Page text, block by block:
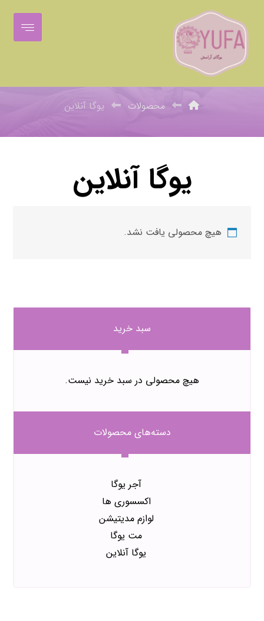
محصولات یوگا آنلاین
یوگا آنلاین
هیچ محصولی یافت نشد.
سبد خرید
هیچ محصولی در سبد خرید نیست.
دسته‌های محصولات
آجر یوگا
اکسسوری ها
لوازم مدیتیشن
مت یوگا
یوگا آنلاین